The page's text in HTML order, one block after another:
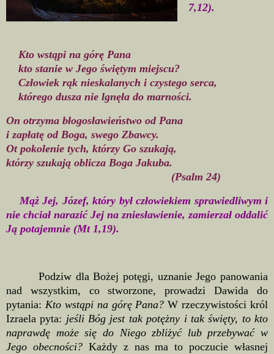
7,12).
Kto wstąpi na górę Pana
kto stanie w Jego świętym miejscu?
Człowiek rąk nieskalanych i czystego serca,
którego dusza nie lgnęła do marności.
On otrzyma błogosławieństwo od Pana
i zapłatę od Boga, swego Zbawcy.
Ot pokolenie tych, którzy Go szukają,
którzy szukają oblicza Boga Jakuba.
(Psalm 24)
Mąż Jej, Józef, który był człowiekiem sprawiedliwym i
nie chciał narazić Jej na zniesławienie, zamierzał oddalić
Ją potajemnie (Mt 1,19).
Podziw dla Bożej potęgi, uznanie Jego panowania
nad wszystkim, co stworzone, prowadzi Dawida do
pytania: Kto wstąpi na górę Pana? W rzeczywistości król
Izraela pyta: jeśli Bóg jest tak potężny i tak święty, to kto
naprawdę może się do Niego zbliżyć lub przebywać w
Jego obecności?Każdy z nas ma to poczucie własnej